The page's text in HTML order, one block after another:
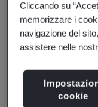
Condividi:
DynaSure B.V.
Daelderweg 20
Cliccando su
memorizzare i
navigazione del
assistere nelle
cookie